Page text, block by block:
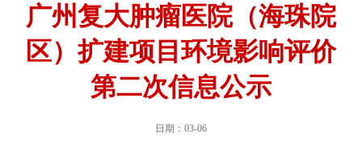
广州复大肿瘤医院（海珠院
区）扩建项目环境影响评价
第二次信息公示
日期：03-06